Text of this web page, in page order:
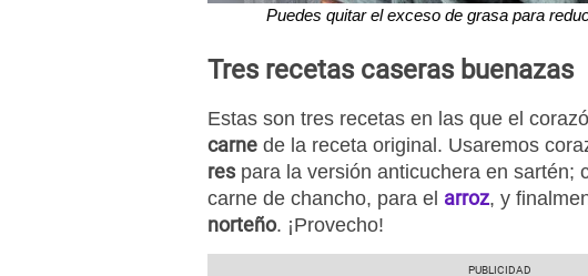
Puedes quitar el exceso de grasa para
Tres recetas caseras buenazas
Estas son tres recetas en las que el
carne de la receta original. Usaremos
res para la versión anticuchera en sartén;
carne de chancho, para el arroz, y
norteño. ¡Provecho!